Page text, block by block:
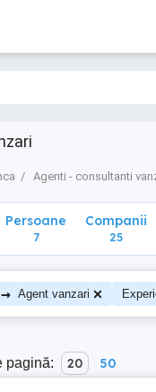
Agenti - consultanti
Persoane
7
Companii
25
→ Agent vanzari
pagină: 20 50